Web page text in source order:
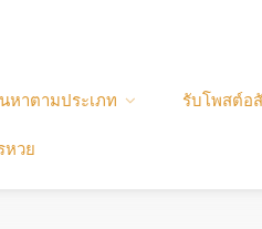
หาตามประเภท รับโพสต์อ
หวย